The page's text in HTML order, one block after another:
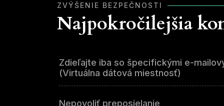
ZVÝŠENIE BEZPEČNOSTI
Najpokročilejšia
Zdieľajte iba so špecifickými e-
(Virtuálna dátová miestnosť)
Nepovoliť preposielanie